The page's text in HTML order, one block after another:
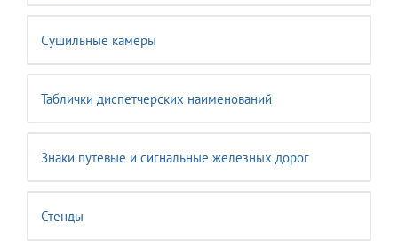
Сушильные камеры
Таблички диспетчерских наименований
Знаки путевые и сигнальные железных дорог
Стенды